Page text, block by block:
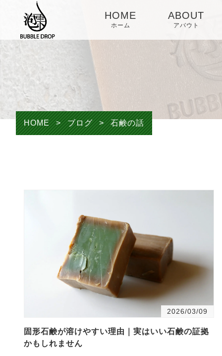
HOME
ホーム
ABOUT
アバウト
HOME > ブログ > 石鹸の話
2026/03/09
固形石鹸が溶けやすい理由｜実はいい石鹸の証拠
かもしれません